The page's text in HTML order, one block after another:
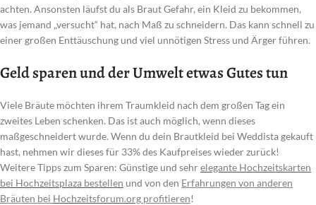
achten. Ansonsten läufst du als Braut Gefahr, ein Kleid zu bekommen,
was jemand „versucht“ hat, nach Maß zu schneidern. Das kann schnell zu
einer großen Enttäuschung und viel unnötigen Stress und Ärger führen.
Geld sparen und der Umwelt etwas Gutes tun
Viele Bräute möchten ihrem Traumkleid nach dem großen Tag ein
zweites Leben schenken. Das ist auch möglich, wenn dieses
maßgeschneidert wurde. Wenn du dein Brautkleid bei Weddista gekauft
hast, nehmen wir dieses für 33% des Kaufpreises wieder zurück!
Weitere Tipps zum Sparen: Günstige und sehrelegante Hochzeitskarten
bei Hochzeitsplaza bestellen und von den Erfahrungen von anderen
Bräuten bei Hochzeitsforum.org profitieren!